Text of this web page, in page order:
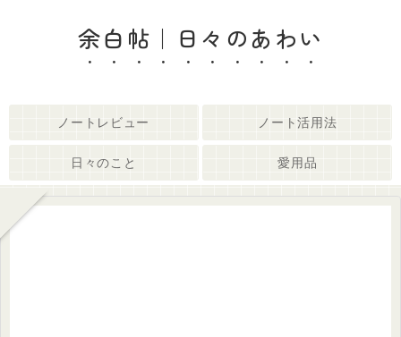
余白帖｜日々のあわい
ノートレビュー ノート活用法
日々のこと 愛用品